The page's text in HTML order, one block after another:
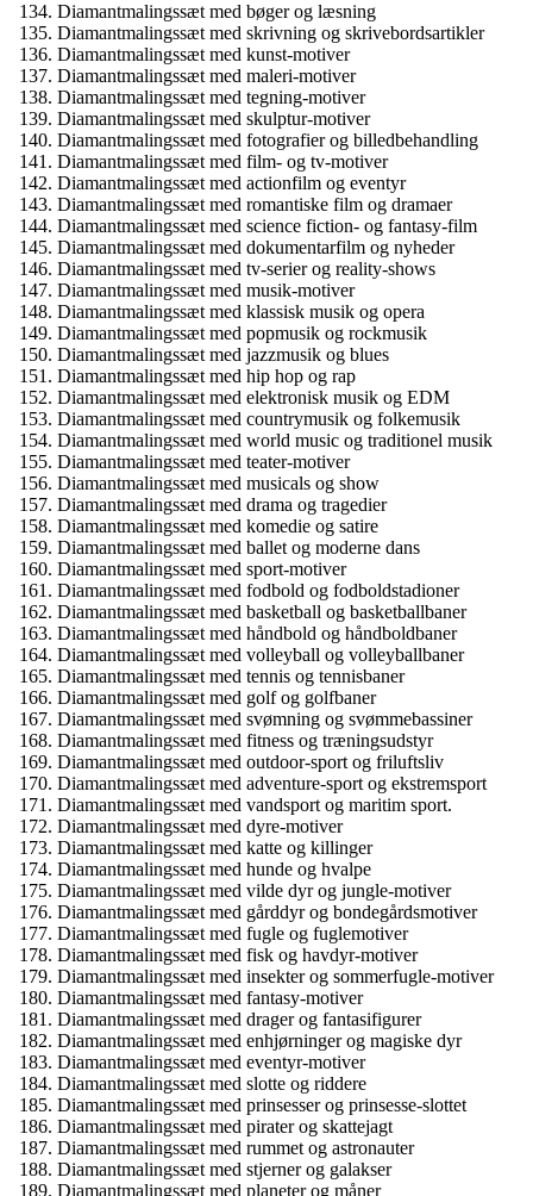
Diamantmalingssæt med bøger og læsning
Diamantmalingssæt med skrivning og skrivebordsartikler
Diamantmalingssæt med kunst-motiver
Diamantmalingssæt med maleri-motiver
Diamantmalingssæt med tegning-motiver
Diamantmalingssæt med skulptur-motiver
Diamantmalingssæt med fotografier og billedbehandling
Diamantmalingssæt med film- og tv-motiver
Diamantmalingssæt med actionfilm og eventyr
Diamantmalingssæt med romantiske film og dramaer
Diamantmalingssæt med science fiction- og fantasy-film
Diamantmalingssæt med dokumentarfilm og nyheder
Diamantmalingssæt med tv-serier og reality-shows
Diamantmalingssæt med musik-motiver
Diamantmalingssæt med klassisk musik og opera
Diamantmalingssæt med popmusik og rockmusik
Diamantmalingssæt med jazzmusik og blues
Diamantmalingssæt med hip hop og rap
Diamantmalingssæt med elektronisk musik og EDM
Diamantmalingssæt med countrymusik og folkemusik
Diamantmalingssæt med world music og traditionel musik
Diamantmalingssæt med teater-motiver
Diamantmalingssæt med musicals og show
Diamantmalingssæt med drama og tragedier
Diamantmalingssæt med komedie og satire
Diamantmalingssæt med ballet og moderne dans
Diamantmalingssæt med sport-motiver
Diamantmalingssæt med fodbold og fodboldstadioner
Diamantmalingssæt med basketball og basketballbaner
Diamantmalingssæt med håndbold og håndboldbaner
Diamantmalingssæt med volleyball og volleyballbaner
Diamantmalingssæt med tennis og tennisbaner
Diamantmalingssæt med golf og golfbaner
Diamantmalingssæt med svømning og svømmebassiner
Diamantmalingssæt med fitness og træningsudstyr
Diamantmalingssæt med outdoor-sport og friluftsliv
Diamantmalingssæt med adventure-sport og ekstremsport
Diamantmalingssæt med vandsport og maritim sport.
Diamantmalingssæt med dyre-motiver
Diamantmalingssæt med katte og killinger
Diamantmalingssæt med hunde og hvalpe
Diamantmalingssæt med vilde dyr og jungle-motiver
Diamantmalingssæt med gårddyr og bondegårdsmotiver
Diamantmalingssæt med fugle og fuglemotiver
Diamantmalingssæt med fisk og havdyr-motiver
Diamantmalingssæt med insekter og sommerfugle-motiver
Diamantmalingssæt med fantasy-motiver
Diamantmalingssæt med drager og fantasifigurer
Diamantmalingssæt med enhjørninger og magiske dyr
Diamantmalingssæt med eventyr-motiver
Diamantmalingssæt med slotte og riddere
Diamantmalingssæt med prinsesser og prinsesse-slottet
Diamantmalingssæt med pirater og skattejagt
Diamantmalingssæt med rummet og astronauter
Diamantmalingssæt med stjerner og galakser
Diamantmalingssæt med planeter og måner